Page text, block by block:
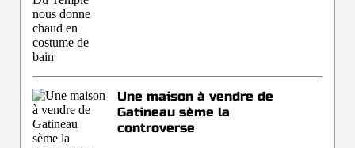
Une maison à vendre de
Gatineau sème la
controverse